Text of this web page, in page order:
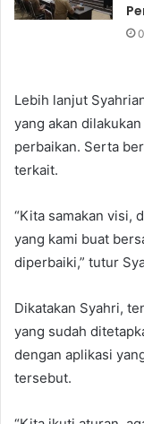
Lebih lanjut
yang akan
perbaikan. Serta
terkait.
“Kita samakan visi,
yang kami buat
diperbaiki,” tutur
Dikatakan Syahri,
yang sudah
dengan aplikasi
tersebut.